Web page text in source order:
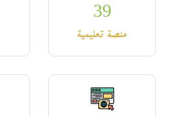
39
منصة تعليمية